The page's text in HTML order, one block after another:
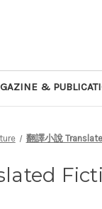
&
翻譯小說